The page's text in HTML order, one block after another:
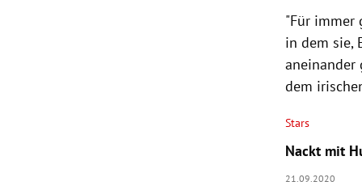
"Für immer
in dem sie,
aneinander
dem
Stars
Nackt mit
21.09.2020